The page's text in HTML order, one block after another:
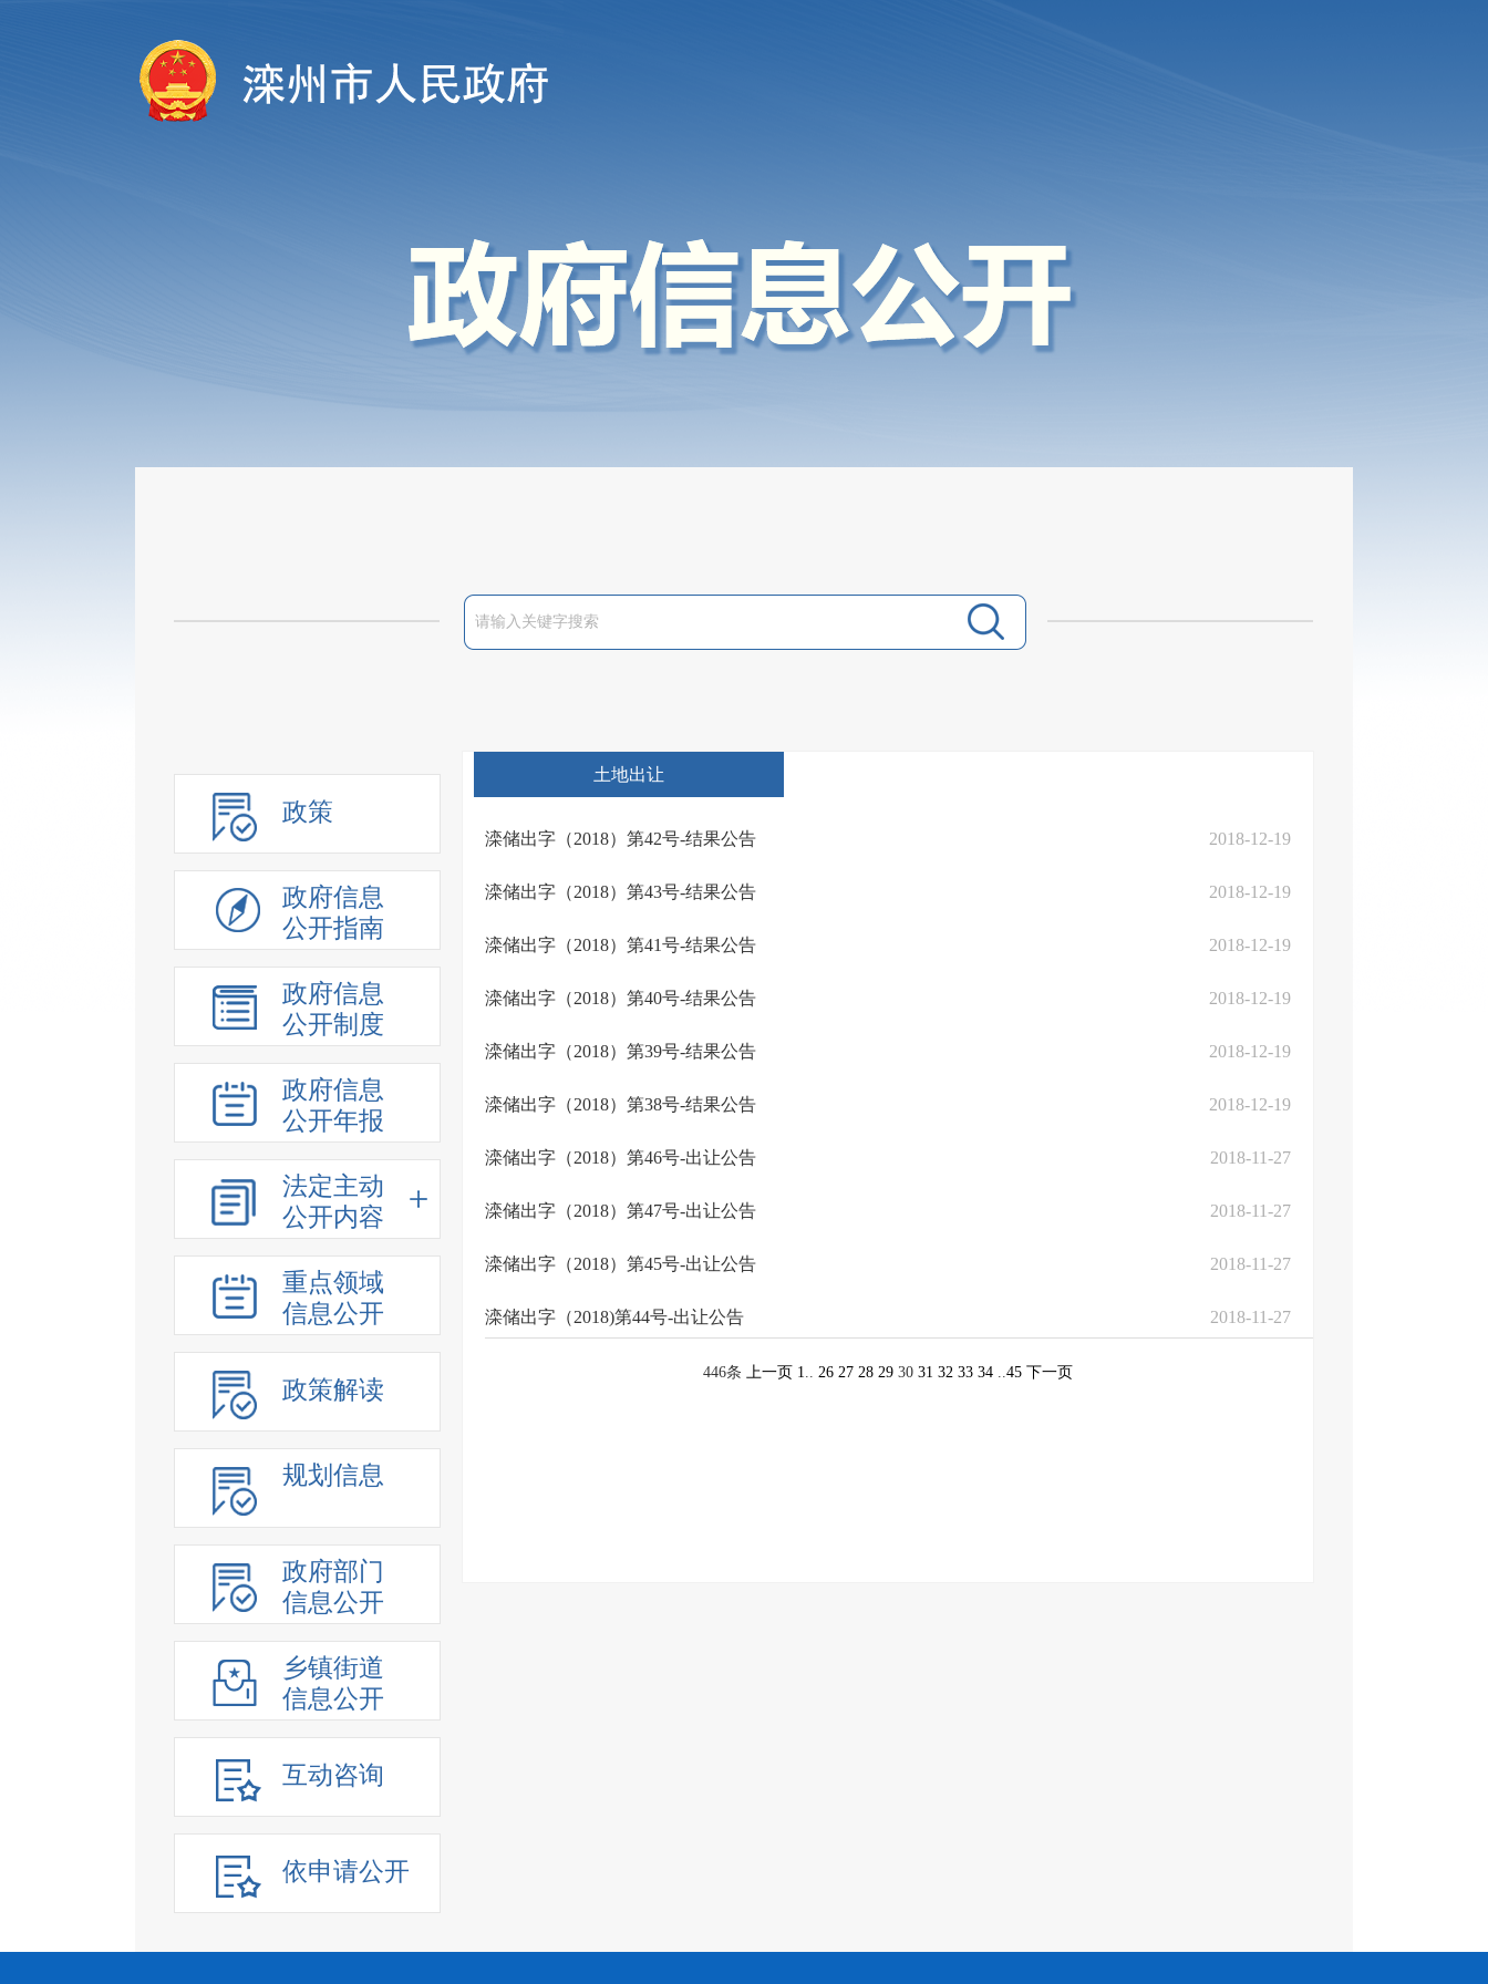
政策
政府信息
公开指南
政府信息
公开制度
政府信息
公开年报
法定主动
公开内容
重点领域
信息公开
政策解读
规划信息
政府部门
信息公开
乡镇街道
信息公开
互动咨询
依申请公开
土地出让
滦储出字（2018）第42号-结果公告 2018-12-19
滦储出字（2018）第43号-结果公告 2018-12-19
滦储出字（2018）第41号-结果公告 2018-12-19
滦储出字（2018）第40号-结果公告 2018-12-19
滦储出字（2018）第39号-结果公告 2018-12-19
滦储出字（2018）第38号-结果公告 2018-12-19
滦储出字（2018）第46号-出让公告 2018-11-27
滦储出字（2018）第47号-出让公告 2018-11-27
滦储出字（2018）第45号-出让公告 2018-11-27
滦储出字（2018)第44号-出让公告 2018-11-27
446条 上一页 1.. 26 27 28 29 30 31 32 33 34 ..45 下一页